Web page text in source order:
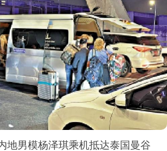
男模杨泽琪乘机抵达泰国曼谷